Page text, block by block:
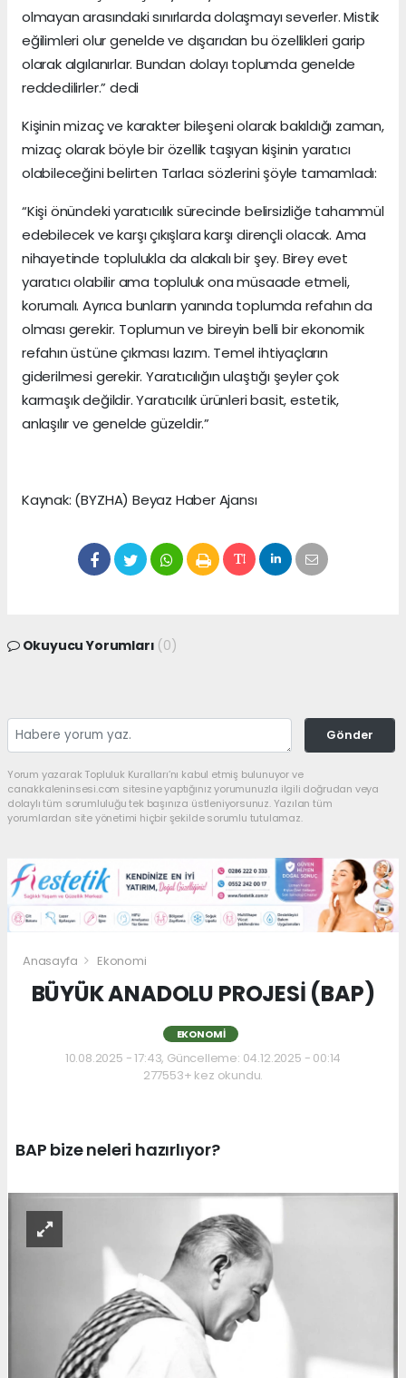
olmayan arasındaki sınırlarda dolaşmayı severler. Mistik
eğilimleri olur genelde ve dışarıdan bu özellikleri garip
olarak algılanırlar. Bundan dolayı toplumda genelde
reddedilirler.” dedi
Kişinin mizaç ve karakter bileşeni olarak bakıldığı zaman,
mizaç olarak böyle bir özellik taşıyan kişinin yaratıcı
olabileceğini belirten Tarlacı sözlerini şöyle tamamladı:
“Kişi önündeki yaratıcılık sürecinde belirsizliğe tahammül
edebilecek ve karşı çıkışlara karşı dirençli olacak. Ama
nihayetinde toplulukla da alakalı bir şey. Birey evet
yaratıcı olabilir ama topluluk ona müsaade etmeli,
korumalı. Ayrıca bunların yanında toplumda refahın da
olması gerekir. Toplumun ve bireyin belli bir ekonomik
refahın üstüne çıkması lazım. Temel ihtiyaçların
giderilmesi gerekir. Yaratıcılığın ulaştığı şeyler çok
karmaşık değildir. Yaratıcılık ürünleri basit, estetik,
anlaşılır ve genelde güzeldir.”
Kaynak: (BYZHA) Beyaz Haber Ajansı
Okuyucu Yorumları (0)
Gönder
Yorum yazarak Topluluk Kuralları’nı kabul etmiş bulunuyor ve
canakkaleninsesi.com sitesine yaptığınız yorumunuzla ilgili doğrudan veya
dolaylı tüm sorumluluğu tek başınıza üstleniyorsunuz. Yazılan tüm
yorumlardan site yönetimi hiçbir şekilde sorumlu tutulamaz.
Anasayfa Ekonomi
BÜYÜK ANADOLU PROJESİ (BAP)
EKONOMI
10.08.2025 - 17:43, Güncelleme: 04.12.2025 - 00:14
277553+ kez okundu.
BAP bize neleri hazırlıyor?